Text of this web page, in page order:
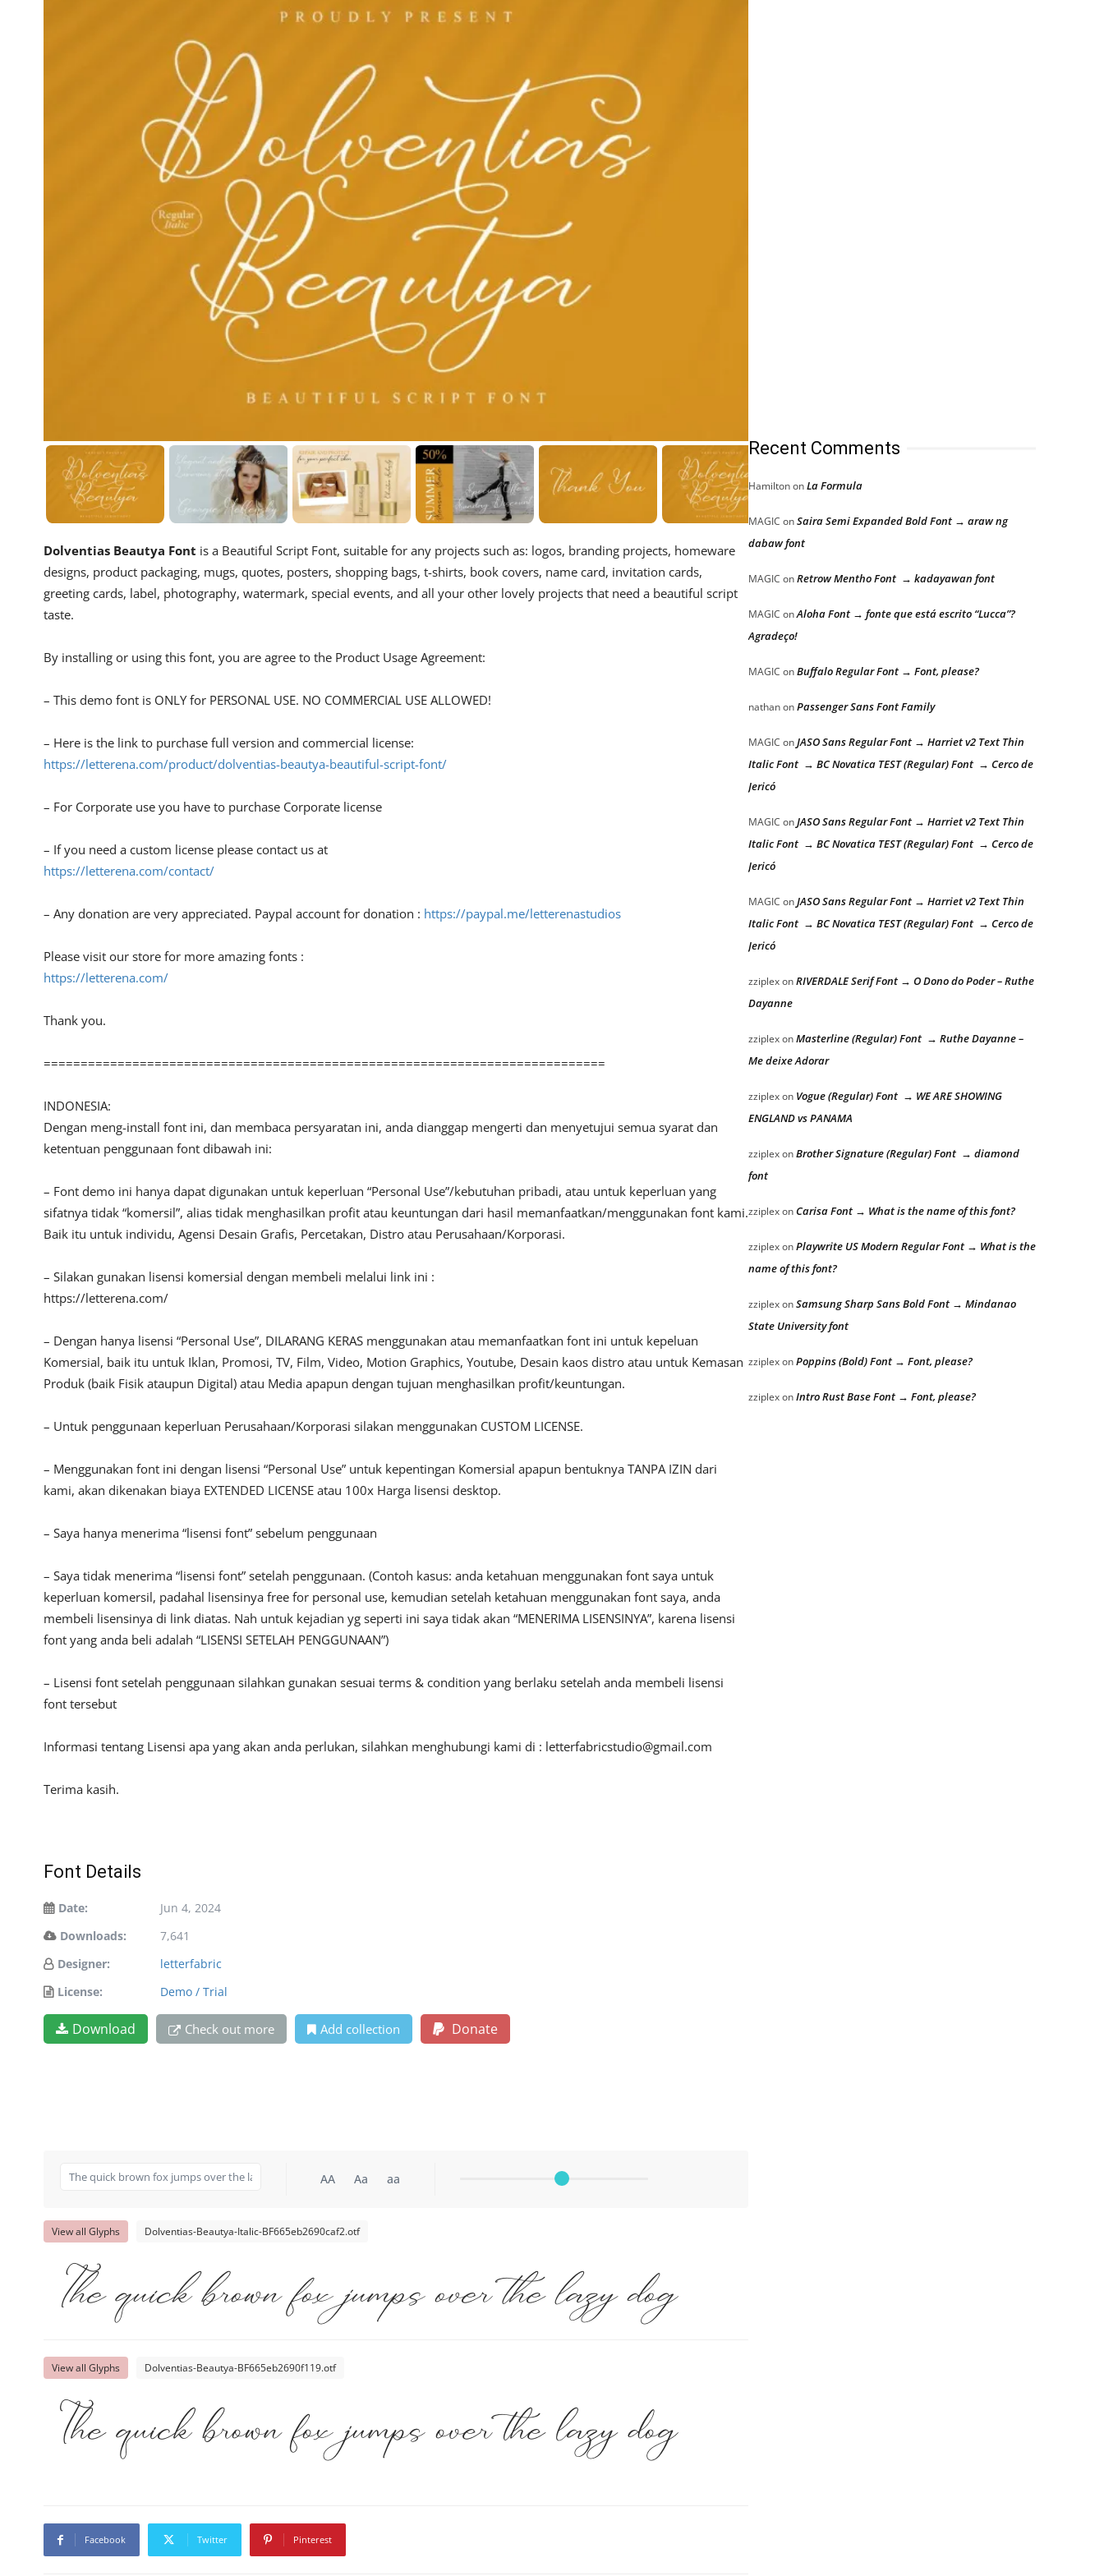
Dolventias Beautya Font is a Beautiful Script Font, suitable for any projects such as: logos, branding projects, homeware
designs, product packaging, mugs, quotes, posters, shopping bags, t-shirts, book covers, name card, invitation cards,
greeting cards, label, photography, watermark, special events, and all your other lovely projects that need a beautiful script
taste.
By installing or using this font, you are agree to the Product Usage Agreement:
– This demo font is ONLY for PERSONAL USE. NO COMMERCIAL USE ALLOWED!
– Here is the link to purchase full version and commercial license:
https://letterena.com/product/dolventias-beautya-beautiful-script-font/
– For Corporate use you have to purchase Corporate license
– If you need a custom license please contact us at
https://letterena.com/contact/
– Any donation are very appreciated. Paypal account for donation : https://paypal.me/letterenastudios
Please visit our store for more amazing fonts :
https://letterena.com/
Thank you.
============================================================================
INDONESIA:
Dengan meng-install font ini, dan membaca persyaratan ini, anda dianggap mengerti dan menyetujui semua syarat dan
ketentuan penggunaan font dibawah ini:
– Font demo ini hanya dapat digunakan untuk keperluan “Personal Use”/kebutuhan pribadi, atau untuk keperluan yang
sifatnya tidak “komersil”, alias tidak menghasilkan profit atau keuntungan dari hasil memanfaatkan/menggunakan font kami.
Baik itu untuk individu, Agensi Desain Grafis, Percetakan, Distro atau Perusahaan/Korporasi.
– Silakan gunakan lisensi komersial dengan membeli melalui link ini :
https://letterena.com/
– Dengan hanya lisensi “Personal Use”, DILARANG KERAS menggunakan atau memanfaatkan font ini untuk kepeluan
Komersial, baik itu untuk Iklan, Promosi, TV, Film, Video, Motion Graphics, Youtube, Desain kaos distro atau untuk Kemasan
Produk (baik Fisik ataupun Digital) atau Media apapun dengan tujuan menghasilkan profit/keuntungan.
– Untuk penggunaan keperluan Perusahaan/Korporasi silakan menggunakan CUSTOM LICENSE.
– Menggunakan font ini dengan lisensi “Personal Use” untuk kepentingan Komersial apapun bentuknya TANPA IZIN dari
kami, akan dikenakan biaya EXTENDED LICENSE atau 100x Harga lisensi desktop.
– Saya hanya menerima “lisensi font” sebelum penggunaan
– Saya tidak menerima “lisensi font” setelah penggunaan. (Contoh kasus: anda ketahuan menggunakan font saya untuk
keperluan komersil, padahal lisensinya free for personal use, kemudian setelah ketahuan menggunakan font saya, anda
membeli lisensinya di link diatas. Nah untuk kejadian yg seperti ini saya tidak akan “MENERIMA LISENSINYA”, karena lisensi
font yang anda beli adalah “LISENSI SETELAH PENGGUNAAN”)
– Lisensi font setelah penggunaan silahkan gunakan sesuai terms & condition yang berlaku setelah anda membeli lisensi
font tersebut
Informasi tentang Lisensi apa yang akan anda perlukan, silahkan menghubungi kami di : letterfabricstudio@gmail.com
Terima kasih.
Font Details
Date:
Jun 4, 2024
Downloads:
7,641
Designer:
letterfabric
License:
Demo / Trial
Download Check out more Add collection Donate
AA Aa aa
View all Glyphs Dolventias-Beautya-Italic-BF665eb2690caf2.otf
The quick brown fox jumps over the lazy dog
View all Glyphs Dolventias-Beautya-BF665eb2690f119.otf
The quick brown fox jumps over the lazy dog
Facebook Twitter Pinterest
Recent Comments
HamiltononLa Formula
MAGIC onSaira Semi Expanded Bold Font → araw ng
dabaw font
MAGIC onRetrow Mentho Font → kadayawan font
MAGIC onAloha Font → fonte que está escrito “Lucca”?
Agradeço!
MAGIC onBuffalo Regular Font → Font, please?
nathanonPassenger Sans Font Family
MAGIC onJASO Sans Regular Font → Harriet v2 Text Thin
Italic Font → BC Novatica TEST (Regular) Font → Cerco de
Jericó
MAGIC onJASO Sans Regular Font → Harriet v2 Text Thin
Italic Font → BC Novatica TEST (Regular) Font → Cerco de
Jericó
MAGIC onJASO Sans Regular Font → Harriet v2 Text Thin
Italic Font → BC Novatica TEST (Regular) Font → Cerco de
Jericó
zziplexonRIVERDALE Serif Font → O Dono do Poder – Ruthe
Dayanne
zziplexonMasterline (Regular) Font → Ruthe Dayanne –
Me deixe Adorar
zziplexon Vogue (Regular) Font → WE ARE SHOWING
ENGLAND vs PANAMA
zziplexonBrother Signature (Regular) Font → diamond
font
zziplexonCarisa Font → What is the name of this font?
zziplexonPlaywrite US Modern Regular Font → What is the
name of this font?
zziplexonSamsung Sharp Sans Bold Font → Mindanao
State University font
zziplexonPoppins (Bold) Font → Font, please?
zziplexonIntro Rust Base Font → Font, please?